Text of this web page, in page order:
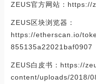
ZEUS官方网站：
ZEUS区块浏览器：
https://etherscan.io/
855135a22021baf0907
ZEUS白皮书：https://
content/uploads/2018/